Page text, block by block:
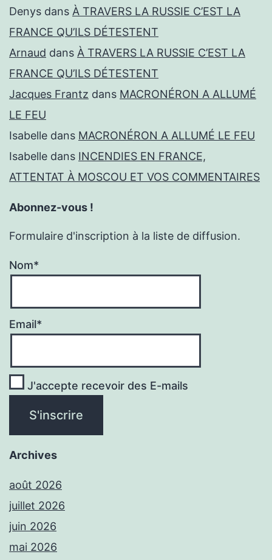
Denys dans À TRAVERS LA RUSSIE C’EST LA
FRANCE QU’ILS DÉTESTENT
Arnaud dans À TRAVERS LA RUSSIE C’EST LA
FRANCE QU’ILS DÉTESTENT
Jacques Frantz dans MACRONÉRON A ALLUMÉ
LE FEU
Isabelle dans MACRONÉRON A ALLUMÉ LE FEU
Isabelle dans INCENDIES EN FRANCE,
ATTENTAT À MOSCOU ET VOS COMMENTAIRES
Abonnez-vous !
Formulaire d'inscription à la liste de diffusion.
Nom*
Email*
J'accepte recevoir des E-mails
Archives
août 2026
juillet 2026
juin 2026
mai 2026